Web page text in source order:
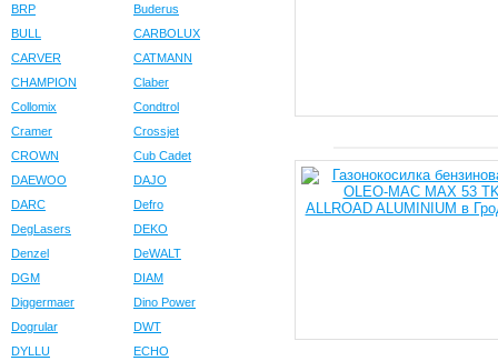
BRP
Buderus
BULL
CARBOLUX
CARVER
CATMANN
CHAMPION
Claber
Collomix
Condtrol
Cramer
Crossjet
CROWN
Cub Cadet
DAEWOO
DAJO
DARC
Defro
DegLasers
DEKO
Denzel
DeWALT
DGM
DIAM
Diggermaer
Dino Power
Dogrular
DWT
DYLLU
ECHO